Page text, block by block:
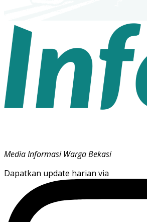
Media Informasi Warga Bekasi
Dapatkan update harian via